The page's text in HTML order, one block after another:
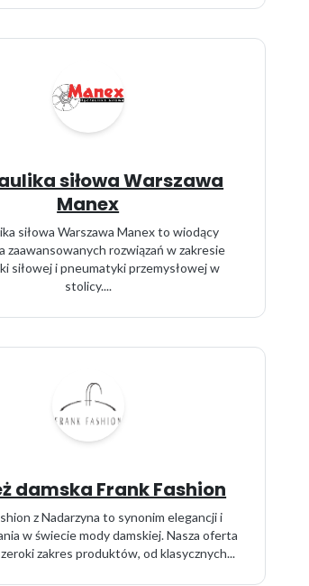
siłowa Warszawa
Manex
siłowa Warszawa Manex to wiodący
zaawansowanych rozwiązań w zakresie
siłowej i pneumatyki przemysłowej w
stolicy....
damska Frank Fashion
z Nadarzyna to synonim elegancji i
w świecie mody damskiej. Nasza oferta
zakres produktów, od klasycznych...